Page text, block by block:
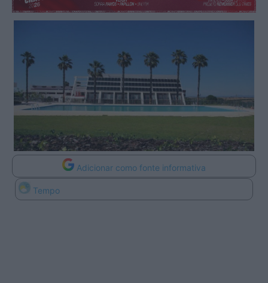
Adicionar como fonte informativa
Tempo